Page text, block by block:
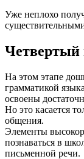
Уже неплохо
Четвертый
На этом этапе
грамматикой
освоены
Но это касается
общения.
Элементы
познаваться в
письменной речи.